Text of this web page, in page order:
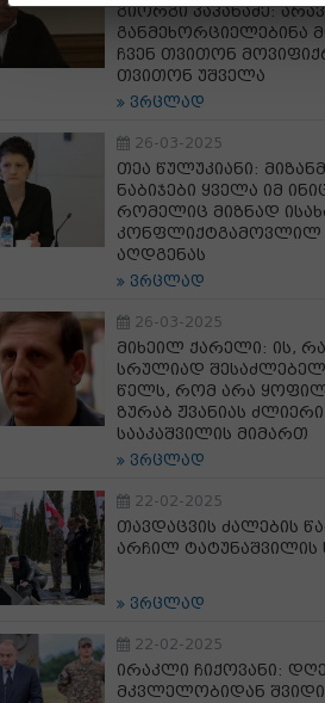
გიორგი კაპანაძე:
განმეხორციელებინა
ჩვენ თვითონ
თვითონ უშველა
ვრცლად
26-03-2025
თეა წულუკიანი:
ნაბიჯები ყველა იმ
რომელიც მიზნად
კონფლიქტგამოვლილ
აღდგენას
ვრცლად
26-03-2025
მიხეილ ქარელი: ის,
სრულიად
წელს, რომ არა
ზურაბ ჟვანიას
სააკაშვილის მიმართ
ვრცლად
22-02-2025
თავდაცვის ძალების
არჩილ ტატუნაშვილის
ვრცლად
22-02-2025
ირაკლი ჩიქოვანი:
მკვლელობიდან შვიდი